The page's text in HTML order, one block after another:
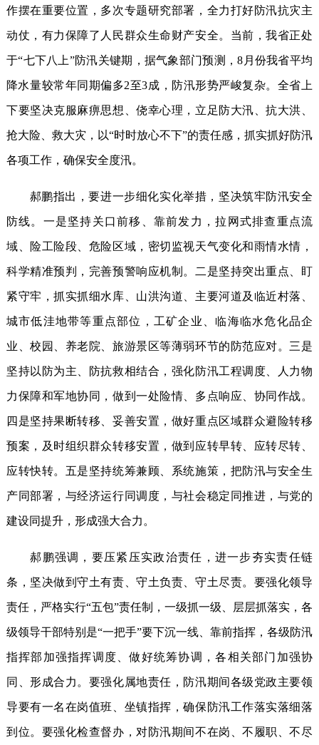
作摆在重要位置，多次专题研究部署，全力打好防汛抗灾主
动仗，有力保障了人民群众生命财产安全。当前，我省正处
于“七下八上”防汛关键期，据气象部门预测，8月份我省平均
降水量较常年同期偏多2至3成，防汛形势严峻复杂。全省上
下要坚决克服麻痹思想、侥幸心理，立足防大汛、抗大洪、
抢大险、救大灾，以“时时放心不下”的责任感，抓实抓好防汛
各项工作，确保安全度汛。
郝鹏指出，要进一步细化实化举措，坚决筑牢防汛安全
防线。一是坚持关口前移、靠前发力，拉网式排查重点流
域、险工险段、危险区域，密切监视天气变化和雨情水情，
科学精准预判，完善预警响应机制。二是坚持突出重点、盯
紧守牢，抓实抓细水库、山洪沟道、主要河道及临近村落、
城市低洼地带等重点部位，工矿企业、临海临水危化品企
业、校园、养老院、旅游景区等薄弱环节的防范应对。三是
坚持以防为主、防抗救相结合，强化防汛工程调度、人力物
力保障和军地协同，做到一处险情、多点响应、协同作战。
四是坚持果断转移、妥善安置，做好重点区域群众避险转移
预案，及时组织群众转移安置，做到应转早转、应转尽转、
应转快转。五是坚持统筹兼顾、系统施策，把防汛与安全生
产同部署，与经济运行同调度，与社会稳定同推进，与党的
建设同提升，形成强大合力。
郝鹏强调，要压紧压实政治责任，进一步夯实责任链
条，坚决做到守土有责、守土负责、守土尽责。要强化领导
责任，严格实行“五包”责任制，一级抓一级、层层抓落实，各
级领导干部特别是“一把手”要下沉一线、靠前指挥，各级防汛
指挥部加强指挥调度、做好统筹协调，各相关部门加强协
同、形成合力。要强化属地责任，防汛期间各级党政主要领
导要有一名在岗值班、坐镇指挥，确保防汛工作落实落细落
到位。要强化检查督办，对防汛期间不在岗、不履职、不尽